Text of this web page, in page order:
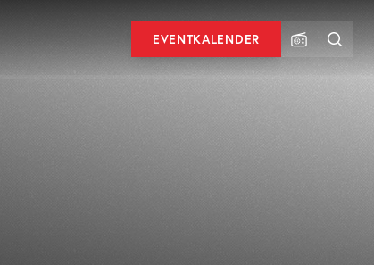
EVENTKALENDER